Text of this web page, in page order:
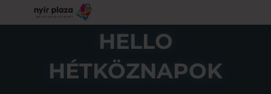
HELLO
HÉTKÖZNAPOK